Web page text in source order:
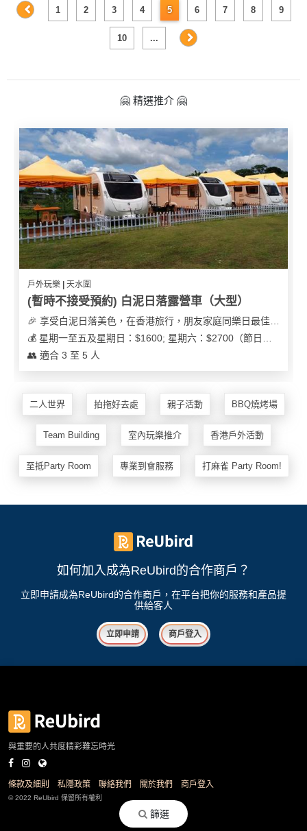
篩選
1 2 3 4 5 6 7 8 9
10 ...
🤗 精選推介 🤗
戶外玩樂 | 天水圍
(暫時不接受預約) 白泥日落露營車（大型）
👥 適合 3 至 5 人
二人世界 拍拖好去處 親子活動 BBQ燒烤場
Team Building 室內玩樂推介 香港戶外活動
至抵Party Room 專業到會服務 打麻雀 Party Room!
如何加入成為ReUbird的合作商戶？
立即申請成為ReUbird的合作商戶，在平台把你的服務和產品提
供給客人
立即申請 商戶登入
與重要的人共度精彩難忘時光
條款及細則 私隱政策 聯絡我們 關於我們 商戶登入
© 2022 ReUbird 保留所有權利